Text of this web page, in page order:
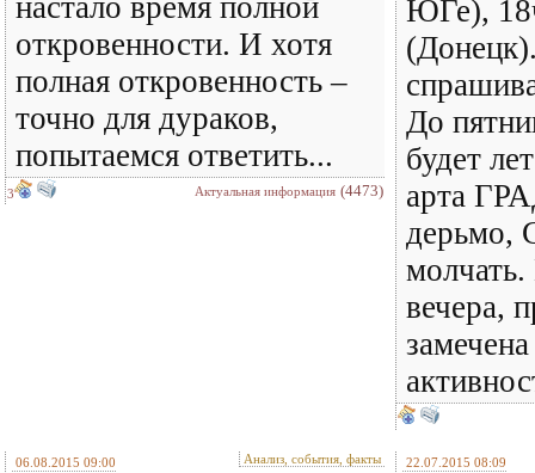
настало время полной
откровенности. И хотя
полная откровенность –
точно для дураков,
попытаемся ответить...
3 Актуальная информация (4473)
ЮГе),
До
будет
арта
дерьмо,
вечера,
06.08.2015 09:00 Анализ, события, факты 22.07.2015 08:09